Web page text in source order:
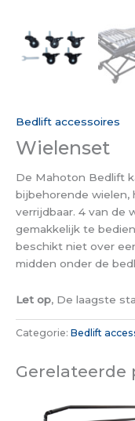
Bedlift accessoires
Wielenset
De Mahoton Bedlift
bijbehorende wielen,
verrijdbaar. 4 van de
gemakkelijk te
beschikt niet over
midden onder de
Let op, De laagste
Categorie: Bedlift
Gerelateerde